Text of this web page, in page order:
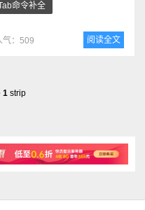
命令补全
气：509 阅读全文
1strip